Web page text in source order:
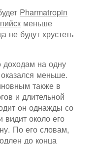
Pharmatropin
меньше
не будут хрустеть
на одну
меньше.
также в
и длительной
он однажды со
около его
По его словам,
до конца